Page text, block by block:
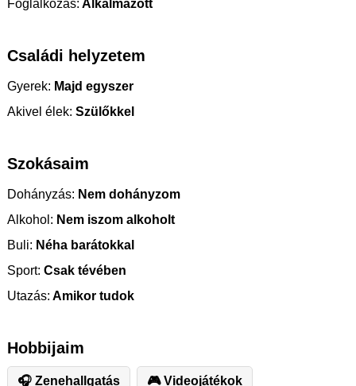
Foglalkozás: Alkalmazott
Családi helyzetem
Gyerek: Majd egyszer
Akivel élek: Szülőkkel
Szokásaim
Dohányzás: Nem dohányzom
Alkohol: Nem iszom alkoholt
Buli: Néha barátokkal
Sport: Csak tévében
Utazás: Amikor tudok
Hobbijaim
🎧 Zenehallgatás 🎮 Videojátékok